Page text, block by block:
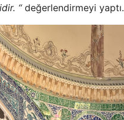
“değerlendirmeyi yaptı.